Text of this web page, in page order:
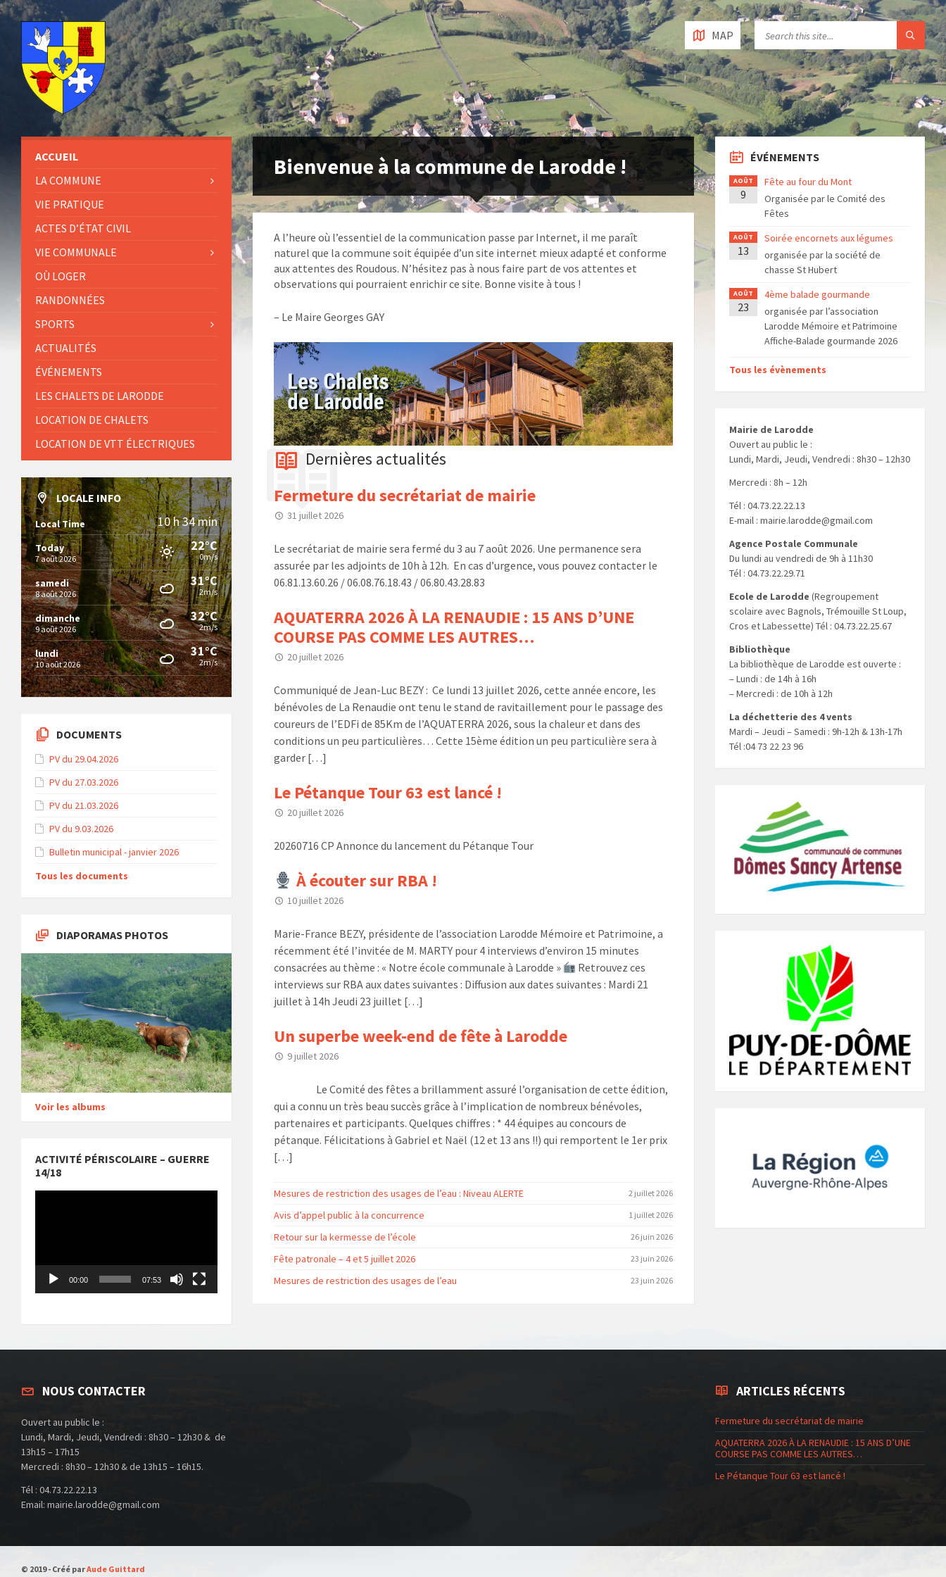
MAP
Bienvenue à la commune de Larodde !
A l’heure où l’essentiel de la communication passe par Internet, il me paraît
naturel que la commune soit équipée d’un site internet mieux adapté et conforme
aux attentes des Roudous. N’hésitez pas à nous faire part de vos attentes et
observations qui pourraient enrichir ce site. Bonne visite à tous !
– Le Maire Georges GAY
Dernières actualités
Fermeture du secrétariat de mairie
31 juillet 2026
Le secrétariat de mairie sera fermé du 3 au 7 août 2026. Une permanence sera
assurée par les adjoints de 10h à 12h. En cas d’urgence, vous pouvez contacter le
06.81.13.60.26 / 06.08.76.18.43 / 06.80.43.28.83
AQUATERRA 2026 À LA RENAUDIE : 15 ANS D’UNE
COURSE PAS COMME LES AUTRES…
20 juillet 2026
Communiqué de Jean-Luc BEZY : Ce lundi 13 juillet 2026, cette année encore, les
bénévoles de La Renaudie ont tenu le stand de ravitaillement pour le passage des
coureurs de l’EDFi de 85Km de l’AQUATERRA 2026, sous la chaleur et dans des
conditions un peu particulières… Cette 15ème édition un peu particulière sera à
garder […]
Le Pétanque Tour 63 est lancé !
20 juillet 2026
20260716 CP Annonce du lancement du Pétanque Tour
À écouter sur RBA !
10 juillet 2026
Marie-France BEZY, présidente de l’association Larodde Mémoire et Patrimoine, a
récemment été l’invitée de M. MARTY pour 4 interviews d’environ 15 minutes
consacrées au thème : « Notre école communale à Larodde »
Retrouvez ces
interviews sur RBA aux dates suivantes : Diffusion aux dates suivantes : Mardi 21
juillet à 14h Jeudi 23 juillet […]
Un superbe week-end de fête à Larodde
9 juillet 2026
Le Comité des fêtes a brillamment assuré l’organisation de cette édition,
qui a connu un très beau succès grâce à l’implication de nombreux bénévoles,
partenaires et participants. Quelques chiffres : * 44 équipes au concours de
pétanque. Félicitations à Gabriel et Naël (12 et 13 ans !!) qui remportent le 1er prix
[…]
Mesures de restriction des usages de l’eau : Niveau ALERTE 2 juillet 2026
Avis d’appel public à la concurrence 1 juillet 2026
Retour sur la kermesse de l’école 26 juin 2026
Fête patronale – 4 et 5 juillet 2026 23 juin 2026
Mesures de restriction des usages de l’eau 23 juin 2026
ACCUEIL
LA COMMUNE
VIE PRATIQUE
ACTES D’ÉTAT CIVIL
VIE COMMUNALE
OÙ LOGER
RANDONNÉES
SPORTS
ACTUALITÉS
ÉVÉNEMENTS
LES CHALETS DE LARODDE
LOCATION DE CHALETS
LOCATION DE VTT ÉLECTRIQUES
LOCALE INFO
Local Time 10 h 34 min
Today
7 août 2026
22°C
0m/s
samedi
8 août 2026
31°C
2m/s
dimanche
9 août 2026
32°C
2m/s
lundi
10 août 2026
31°C
2m/s
DOCUMENTS
PV du 29.04.2026
PV du 27.03.2026
PV du 21.03.2026
PV du 9.03.2026
Bulletin municipal - janvier 2026
Tous les documents
DIAPORAMAS PHOTOS
Voir les albums
ACTIVITÉ PÉRISCOLAIRE – GUERRE
14/18
Lecteur
00:00 07:53
ÉVÉNEMENTS
AOÛT
9
Fête au four du Mont
Organisée par le Comité des
Fêtes
AOÛT
13
Soirée encornets aux légumes
organisée par la société de
chasse St Hubert
AOÛT
23
4ème balade gourmande
organisée par l’association
Larodde Mémoire et Patrimoine
Affiche-Balade gourmande 2026
Tous les évènements
Mairie de Larodde
Ouvert au public le :
Lundi, Mardi, Jeudi, Vendredi : 8h30 – 12h30
Mercredi : 8h – 12h
Tél : 04.73.22.22.13
E-mail : mairie.larodde@gmail.com
Agence Postale Communale
Du lundi au vendredi de 9h à 11h30
Tél : 04.73.22.29.71
Ecole de Larodde (Regroupement
scolaire avec Bagnols, Trémouille St Loup,
Cros et Labessette) Tél : 04.73.22.25.67
Bibliothèque
La bibliothèque de Larodde est ouverte :
– Lundi : de 14h à 16h
– Mercredi : de 10h à 12h
La déchetterie des 4 vents
Mardi – Jeudi – Samedi : 9h-12h & 13h-17h
Tél :04 73 22 23 96
NOUS CONTACTER
Ouvert au public le :
Lundi, Mardi, Jeudi, Vendredi : 8h30 – 12h30 & de
13h15 – 17h15
Mercredi : 8h30 – 12h30 & de 13h15 – 16h15.
Tél : 04.73.22.22.13
Email: mairie.larodde@gmail.com
ARTICLES RÉCENTS
Fermeture du secrétariat de mairie
AQUATERRA 2026 À LA RENAUDIE : 15 ANS D’UNE
COURSE PAS COMME LES AUTRES…
Le Pétanque Tour 63 est lancé !
© 2019 - Créé parAude Guittard